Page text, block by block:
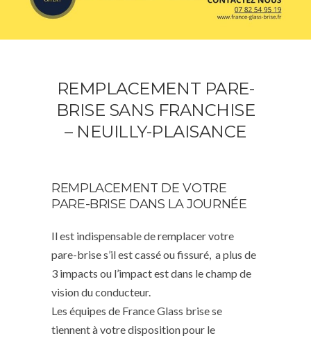
REMPLACEMENT PARE-
BRISE SANS FRANCHISE
– NEUILLY-PLAISANCE
REMPLACEMENT DE VOTRE
PARE-BRISE DANS LA JOURNÉE
Il est indispensable de remplacer votre
pare-brise s’il est cassé ou fissuré, a plus de
3 impacts ou l’impact est dans le champ de
vision du conducteur.
Les équipes de France Glass brise se
tiennent à votre disposition pour le